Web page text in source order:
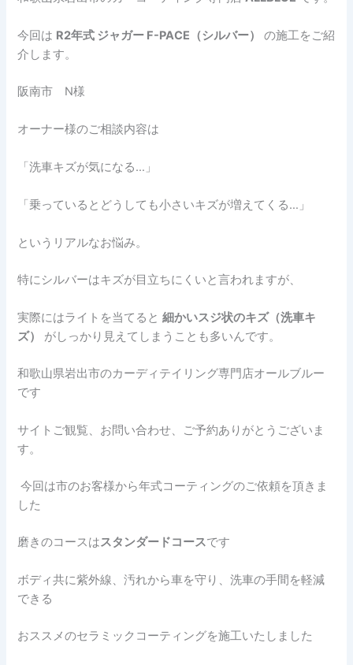
今回は R2年式 ジャガー F-PACE（シルバー）
の施工をご紹
介します。
阪南市 N様
オーナー様のご相談内容は
「洗車キズが気になる…」
「乗っているとどうしても小さいキズが増えてくる…」
というリアルなお悩み。
特にシルバーはキズが目立ちにくいと言われますが、
実際にはライトを当てると細かいスジ状のキズ（洗車キ
ズ）
がしっかり見えてしまうことも多いんです。
和歌山県岩出市のカーディテイリング専門店オールブルー
です
サイトご観覧、お問い合わせ、ご予約ありがとうございま
す。
今回は市のお客様から年式コーティングのご依頼を頂きま
した
磨きのコースはスタンダードコースです
ボディ共に紫外線、汚れから車を守り、洗車の手間を軽減
できる
おススメのセラミックコーティングを施工いたしました